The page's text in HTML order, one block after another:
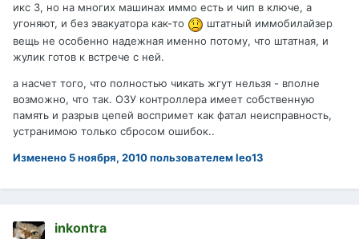
икс 3, но на многих машинах иммо есть и чип в ключе, а
угоняют, и без эвакуатора как-то
штатный иммобилайзер
вещь не особенно надежная именно потому, что штатная, и
жулик готов к встрече с ней.
а насчет того, что полностью чикать жгут нельзя - вполне
возможно, что так. ОЗУ контроллера имеет собственную
память и разрыв цепей воспримет как фатал неисправность,
устранимою только сбросом ошибок..
Изменено 5 ноября, 2010пользователем leo13
inkontra